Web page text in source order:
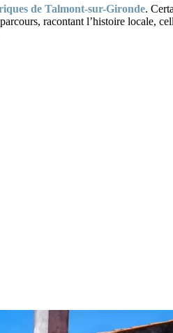
de Talmont-sur-Gironde.
racontant l’histoire locale,